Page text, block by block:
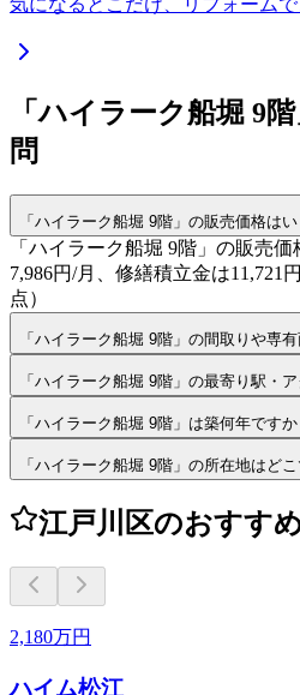
「ハイラーク船堀 9
問
「ハイラーク船堀 9階」の販売価格は
「ハイラーク船堀 9階」の販売
7,986円/月、修繕積立金は11,721
点）
「ハイラーク船堀 9階」の間取りや専
「ハイラーク船堀 9階」の最寄り駅・
「ハイラーク船堀 9階」は築何年ですか
「ハイラーク船堀 9階」の所在地はど
江戸川区のおすす
2,180万円
ハイム松江